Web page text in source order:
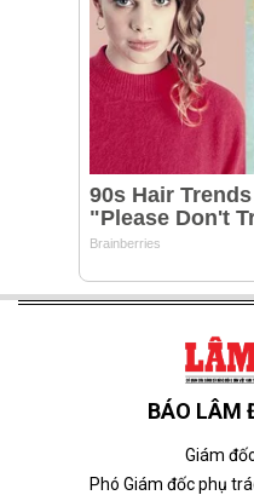
BÁO LÂM
Giám
Phó Giám đốc phụ